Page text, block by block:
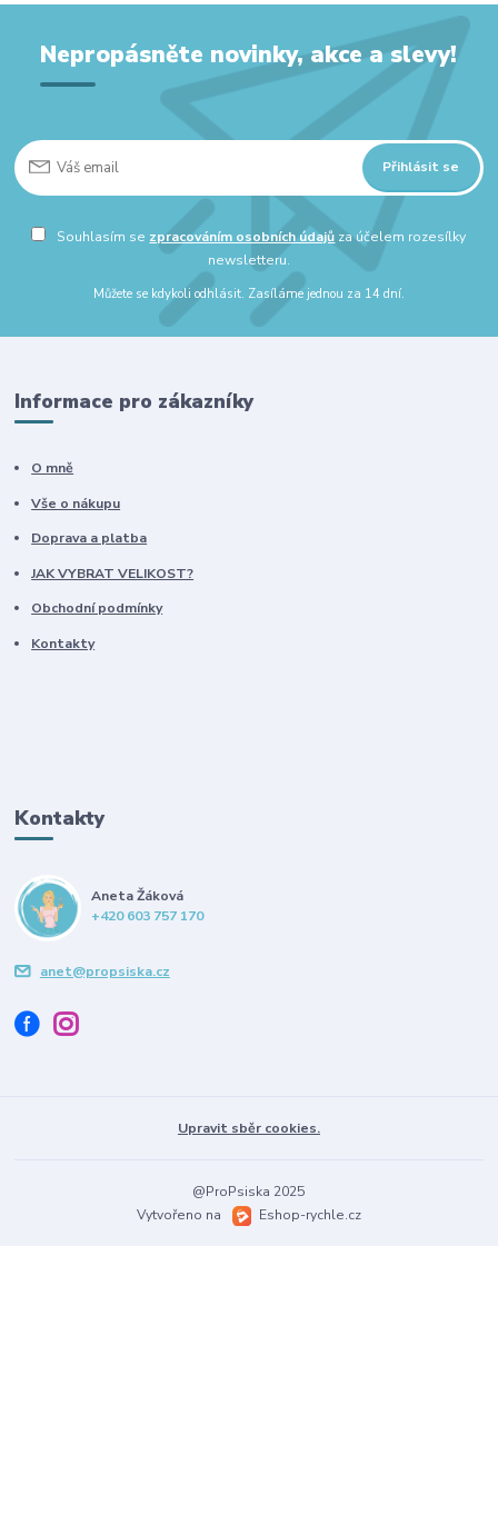
Nepropásněte novinky, akce a slevy!
Přihlásit se
Souhlasím se zpracováním osobních údajů za účelem rozesílky
newsletteru.
Můžete se kdykoli odhlásit. Zasíláme jednou za 14 dní.
Informace pro zákazníky
O mně
Vše o nákupu
Doprava a platba
JAK VYBRAT VELIKOST?
Obchodní podmínky
Kontakty
Kontakty
Aneta Žáková
+420 603 757 170
anet@propsiska.cz
Upravit sběr cookies.
@ProPsiska 2025
Vytvořeno na
Eshop-rychle.cz